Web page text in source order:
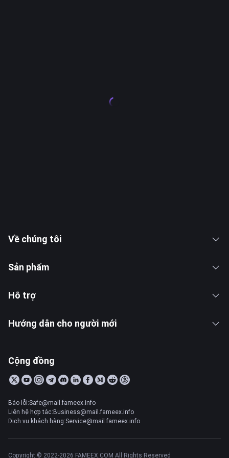
Về chúng tôi
Sản phẩm
Hỗ trợ
Hướng dẫn cho người mới
Cộng đồng
Báo lỗi:Safe@mail.fameex.info
Liên hệ hợp tác:Business@mail.fameex.info
Dịch vụ khách hàng:Service@mail.fameex.info
Copyright © 2022-2026 FAMEEX.COM All Rights Reserved